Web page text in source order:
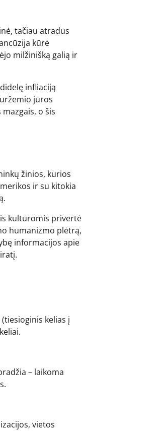
tačiau atradus
kūrė
milžinišką galią ir
infliaciją
jūros
o šis
žinios, kurios
ir su kitokia
kultūromis privertė
humanizmo plėtrą,
informacijos apie
kelias į
– laikoma
vietos